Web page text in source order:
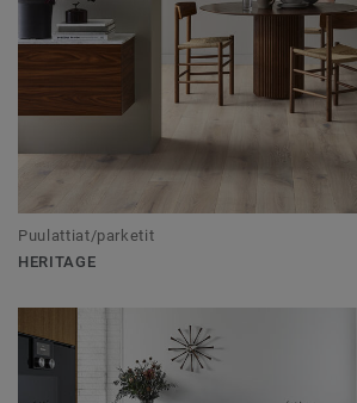
Puulattiat/parketit
HERITAGE